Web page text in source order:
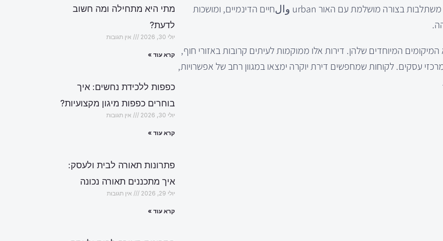
העשירה והאווירה המיוחדת שהיא מציעה. דירות יוקרה בתל אביב משתלבות בצורה מושלמת עם האור urban والחיים הדינמיים, ומושכות
המיוחדים שלהן. דירות אלו ממוקמות לעיתים קרובות באזורי חוף,
עסקים. לקוחות שמחפשים דירת יוקרה ימצאו במגוון רחב של אפשרויות,
מתי היא מתחילה ומה חשוב
לדעת?
יולי 30, 2026 אין תגובות
קרא עוד »
כפפות ללכידת נחשים: איך
בוחרים כפפות מיגון מקצועיות?
יולי 30, 2026 אין תגובות
קרא עוד »
פתרונות תאורה לבית ולעסק:
איך מתכננים תאורה נכונה
יולי 29, 2026 אין תגובות
קרא עוד »